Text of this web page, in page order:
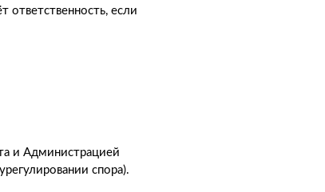
ответственность, если
и Администрацией
спора).